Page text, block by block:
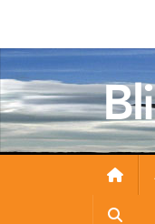
naar
de
inhoud
gaan